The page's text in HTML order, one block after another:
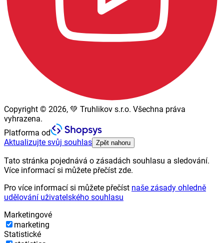
Copyright © 2026, 💚 Truhlikov s.r.o. Všechna práva
vyhrazena.
Platforma od
Aktualizujte svůj souhlas Zpět nahoru
Tato stránka pojednává o zásadách souhlasu a sledování.
Více informací si můžete přečíst zde.
Pro více informací si můžete přečíst naše zásady ohledně
udělování uživatelského souhlasu
Marketingové
marketing
Statistické